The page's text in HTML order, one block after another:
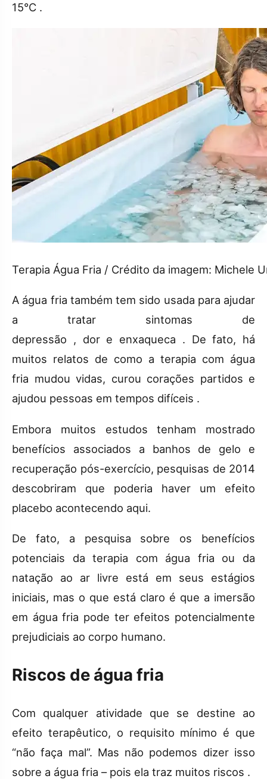
15°C .
Terapia Água Fria / Crédito da imagem: Michele
A água fria também tem sido usada para ajudar
a tratar sintomas de
depressão , dor e enxaqueca . De fato, há
muitos relatos de como a terapia com água
fria mudou vidas, curou corações partidos e
ajudou pessoas em tempos difíceis .
Embora muitos estudos tenham mostrado
benefícios associados a banhos de gelo e
recuperação pós-exercício, pesquisas de 2014
descobriram que poderia haver um efeito
placebo acontecendo aqui.
De fato, a pesquisa sobre os benefícios
potenciais da terapia com água fria ou da
natação ao ar livre está em seus estágios
iniciais, mas o que está claro é que a imersão
em água fria pode ter efeitos potencialmente
prejudiciais ao corpo humano.
Riscos de água fria
Com qualquer atividade que se destine ao
efeito terapêutico, o requisito mínimo é que
“não faça mal”. Mas não podemos dizer isso
sobre a água fria – pois ela traz muitos riscos .